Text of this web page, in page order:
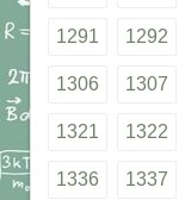
1291 1292
1306 1307
1321 1322
1336 1337